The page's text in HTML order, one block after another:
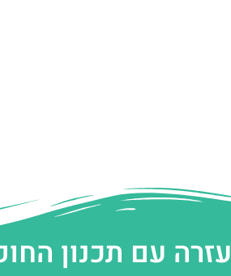
עזרה עם תכנון